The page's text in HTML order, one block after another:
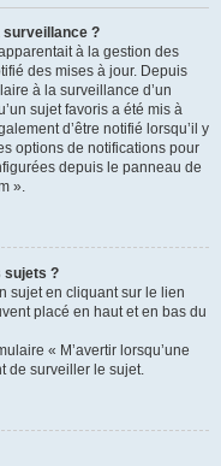
surveillance ?
à la gestion des
des mises à jour. Depuis
à la surveillance d’un
sujet favoris a été mis à
d’être notifié lorsqu’il y
options de notifications pour
depuis le panneau de
».
sujets ?
sujet en cliquant sur le lien
placé en haut et en bas du
« M’avertir lorsqu’une
de surveiller le sujet.